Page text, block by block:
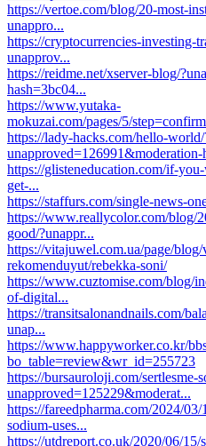
https://vertoe.com/blog/20-most-
unappro...
https://cryptocurrencies-investing-
unapprov...
https://reidme.net/xserver-blog/
hash=3bc04...
https://www.yutaka-
mokuzai.com/pages/5/
https://lady-hacks.com/hello-world/
unapproved=126991&moderation-
https://glisteneducation.com/if-
get-...
https://staffurs.com/single-news-
https://www.reallycolor.com/blog/
good/?unappr...
https://vitajuwel.com.ua/page/
rekomenduyut/rebekka-soni/
https://www.cuztomise.com/blog/
of-digital...
https://transitsalonandnails.com/
unap...
https://www.happyworker.co.kr/
bo_table=review&wr_id=255723
https://bursauroloji.com/sertlesme-
unapproved=125229&moderat...
https://fareedpharma.com/2024/
sodium-uses...
https://utdreport.co.uk/2020/06/